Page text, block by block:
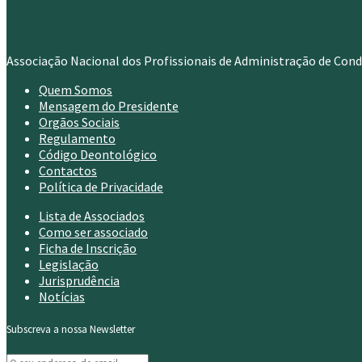
Associação Nacional dos Profissionais de Administração de
Quem Somos
Mensagem do Presidente
Orgãos Sociais
Regulamento
Código Deontológico
Contactos
Política de Privacidade
Lista de Associados
Como ser associado
Ficha de Inscrição
Legislação
Jurisprudência
Notícias
Subscreva a nossa Newsletter